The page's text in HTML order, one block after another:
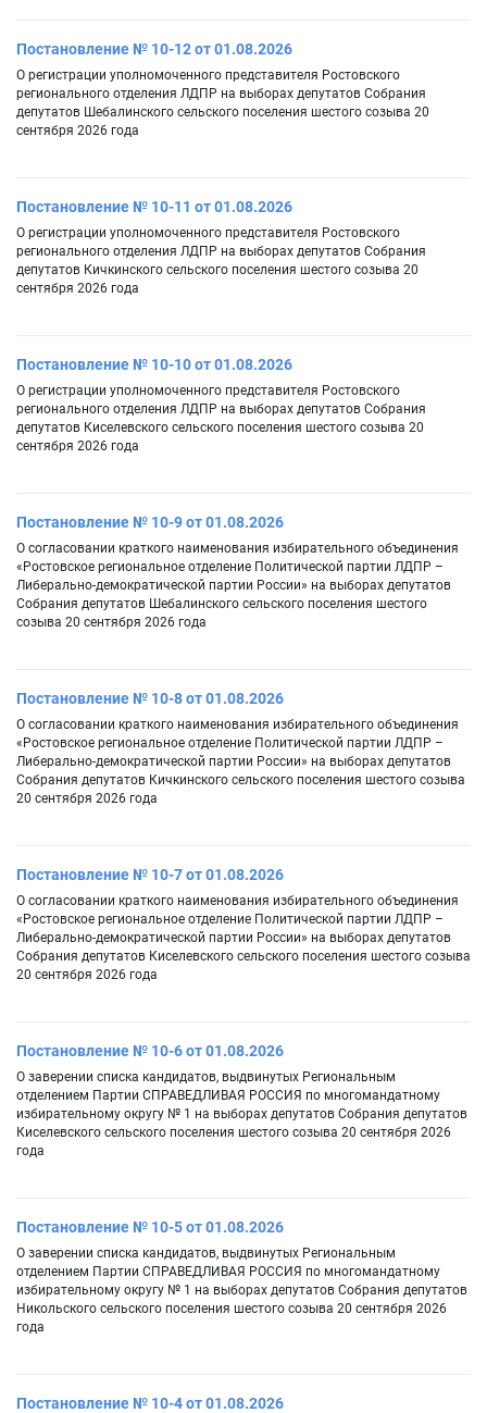
Постановление № 10-12 от 01.08.2026
О регистрации уполномоченного представителя Ростовского
регионального отделения ЛДПР на выборах депутатов Собрания
депутатов Шебалинского сельского поселения шестого созыва 20
сентября 2026 года
Постановление № 10-11 от 01.08.2026
О регистрации уполномоченного представителя Ростовского
регионального отделения ЛДПР на выборах депутатов Собрания
депутатов Кичкинского сельского поселения шестого созыва 20
сентября 2026 года
Постановление № 10-10 от 01.08.2026
О регистрации уполномоченного представителя Ростовского
регионального отделения ЛДПР на выборах депутатов Собрания
депутатов Киселевского сельского поселения шестого созыва 20
сентября 2026 года
Постановление № 10-9 от 01.08.2026
О согласовании краткого наименования избирательного объединения
«Ростовское региональное отделение Политической партии ЛДПР –
Либерально-демократической партии России» на выборах депутатов
Собрания депутатов Шебалинского сельского поселения шестого
созыва 20 сентября 2026 года
Постановление № 10-8 от 01.08.2026
О согласовании краткого наименования избирательного объединения
«Ростовское региональное отделение Политической партии ЛДПР –
Либерально-демократической партии России» на выборах депутатов
Собрания депутатов Кичкинского сельского поселения шестого созыва
20 сентября 2026 года
Постановление № 10-7 от 01.08.2026
О согласовании краткого наименования избирательного объединения
«Ростовское региональное отделение Политической партии ЛДПР –
Либерально-демократической партии России» на выборах депутатов
Собрания депутатов Киселевского сельского поселения шестого созыва
20 сентября 2026 года
Постановление № 10-6 от 01.08.2026
О заверении списка кандидатов, выдвинутых Региональным
отделением Партии СПРАВЕДЛИВАЯ РОССИЯ по многомандатному
избирательному округу № 1 на выборах депутатов Собрания депутатов
Киселевского сельского поселения шестого созыва 20 сентября 2026
года
Постановление № 10-5 от 01.08.2026
О заверении списка кандидатов, выдвинутых Региональным
отделением Партии СПРАВЕДЛИВАЯ РОССИЯ по многомандатному
избирательному округу № 1 на выборах депутатов Собрания депутатов
Никольского сельского поселения шестого созыва 20 сентября 2026
года
Постановление № 10-4 от 01.08.2026